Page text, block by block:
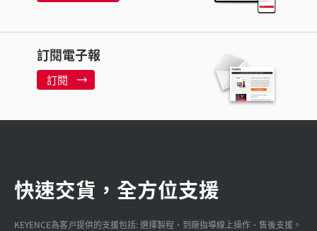
訂閱電子報
訂閱
快速交貨，全方位支援
KEYENCE為客戸提供的支援包括: 選擇製程、到廠指導線上操作、售後支援。